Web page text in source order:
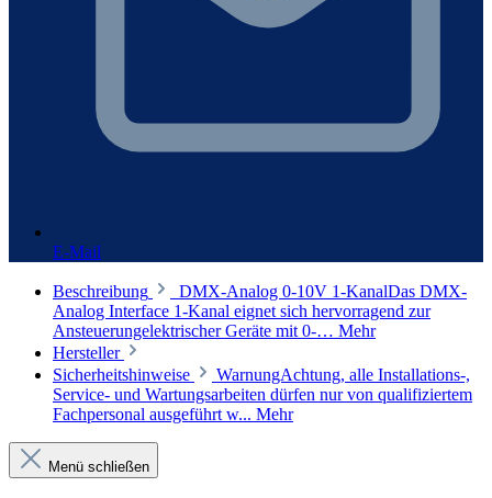
E-Mail
Beschreibung
DMX-Analog 0-10V 1-KanalDas DMX-
Analog Interface 1-Kanal eignet sich hervorragend zur
Ansteuerungelektrischer Geräte mit 0-… Mehr
Hersteller
Sicherheitshinweise
WarnungAchtung, alle Installations-,
Service- und Wartungsarbeiten dürfen nur von qualifiziertem
Fachpersonal ausgeführt w... Mehr
Menü schließen